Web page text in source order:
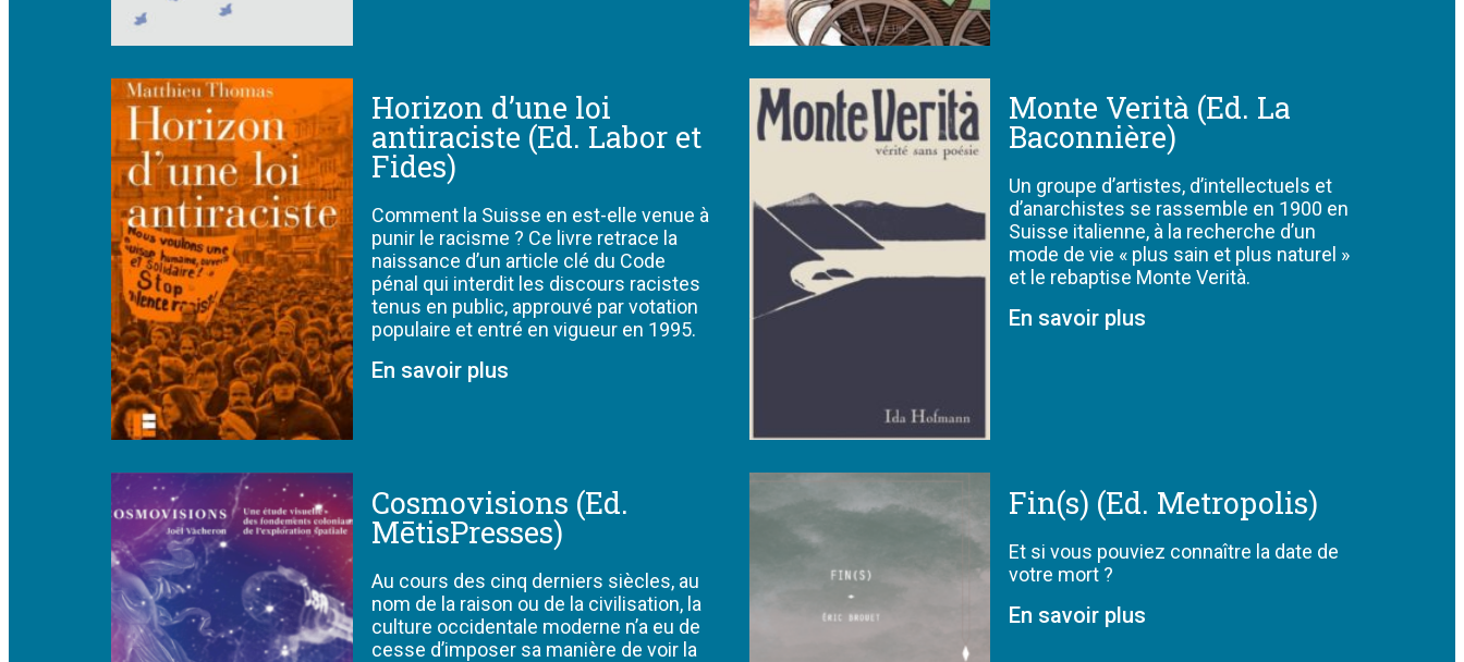
Horizon d’une loi
antiraciste (Ed. Labor et
Fides)
Comment la Suisse en est-elle venue à
punir le racisme ? Ce livre retrace la
naissance d’un article clé du Code
pénal qui interdit les discours racistes
tenus en public, approuvé par votation
populaire et entré en vigueur en 1995.
En savoir plus
Monte Verità (Ed. La
Baconnière)
Un groupe d’artistes, d’intellectuels et
d’anarchistes se rassemble en 1900 en
Suisse italienne, à la recherche d’un
mode de vie « plus sain et plus naturel »
et le rebaptise Monte Verità.
En savoir plus
Cosmovisions (Ed.
MētisPresses)
Au cours des cinq derniers siècles, au
nom de la raison ou de la civilisation, la
culture occidentale moderne n’a eu de
cesse d’imposer sa manière de voir la
Fin(s) (Ed. Metropolis)
Et si vous pouviez connaître la date de
votre mort ?
En savoir plus